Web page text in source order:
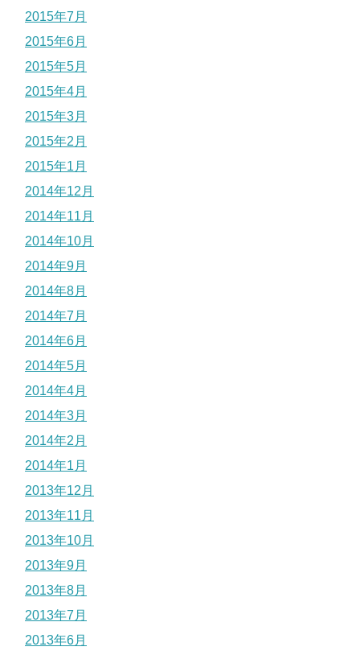
2015年7月
2015年6月
2015年5月
2015年4月
2015年3月
2015年2月
2015年1月
2014年12月
2014年11月
2014年10月
2014年9月
2014年8月
2014年7月
2014年6月
2014年5月
2014年4月
2014年3月
2014年2月
2014年1月
2013年12月
2013年11月
2013年10月
2013年9月
2013年8月
2013年7月
2013年6月